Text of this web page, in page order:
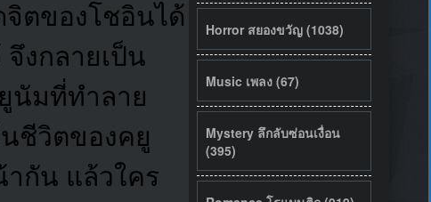
จิตของโชอินได้
งกลายเป็น
นัมที่ทำลาย
ชีวิตของคยู
กัน แล้วใคร
Horror สยองขวัญ (1038)
Music เพลง (67)
Mystery ลึกลับซ่อนเงื่อน
(395)